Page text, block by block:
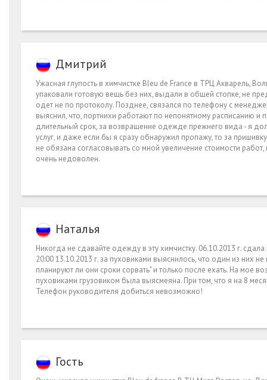
Дмитрий
Ужасная глупость в химчистке Bleu de France в ТРЦ Акварель,
упаковали готовую вещь без них, выдали в общей стопке, не
одет не по протоколу. Позднее, связался по телефону с
выяснил, что, портнихи работают по непонятному расписанию и
длительный срок, за возвращение одежде прежнего вида - я
услуг, и даже если бы я сразу обнаружил пропажу, то за
не обязана согласовывать со мной увеличение стоимости
очень недоволен.
Наталья
Никогда не сдавайте одежду в эту химчистку. 06.10.2013 г.
20:00 13.10.2013 г. за пуховиками выяснилось, что один из них
планируют ли они сроки сорвать" и только после ехать. На мое
пуховиками грузовиком была выясмеяна. При том, что я на 8
Телефон руководителя добиться невозможно!
Гость